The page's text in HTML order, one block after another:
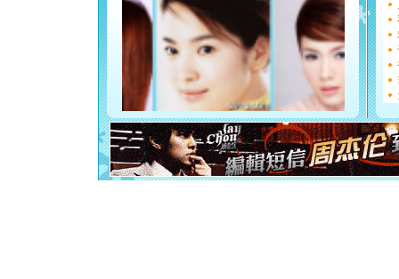
能正大
都要快乐
[圣诞节]
如意,快
[元旦]
看
断电。
你是我
[元旦]
起；二是
离。水晶
[元旦]当
泣，这痛